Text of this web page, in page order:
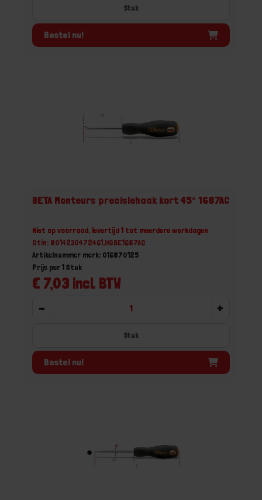
Stuk
Bestel nu!
BETA Monteurs precisiehaak kort 45° 1687AC
Niet op voorraad, levertijd 1 tot meerdere werkdagen
Gtin: 8014230472461,HGBE1687AC
Artikelnummer merk: 016870125
€ 7,03 incl. BTW
Prijs per 1 Stuk
- +
Stuk
Bestel nu!